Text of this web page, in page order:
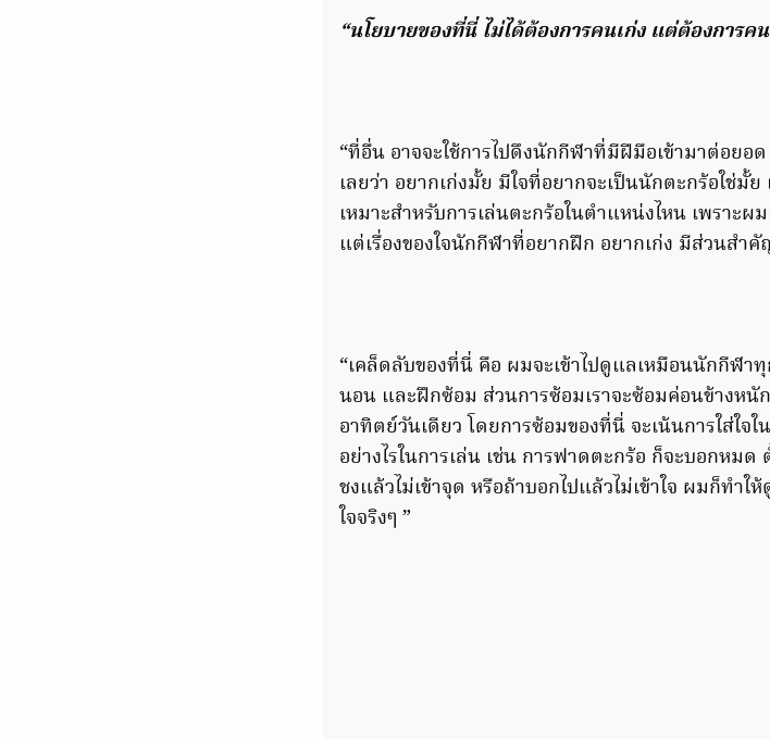
“นโยบายของที่นี่ ไม่ได้ต้องการคนเก่ง แต่ต้องการ
“ที่อื่น อาจจะใช้การไปดึงนักกีฬาที่มีฝีมือเข้ามาต่อยอ
เลยว่า อยากเก่งมั้ย มีใจที่อยากจะเป็นนักตะกร้อใช่มั้
เหมาะสำหรับการเล่นตะกร้อในตำแหน่งไหน เพราะ
แต่เรื่องของใจนักกีฬาที่อยากฝึก อยากเก่ง มีส่วนสำ
“เคล็ดลับของที่นี่ คือ ผมจะเข้าไปดูแลเหมือนนักกีฬา
นอน และฝึกซ้อม ส่วนการซ้อมเราจะซ้อมค่อนข้างห
อาทิตย์วันเดียว โดยการซ้อมของที่นี่ จะเน้นการใส่ใจ
อย่างไรในการเล่น เช่น การฟาดตะกร้อ ก็จะบอกหมด
ชงแล้วไม่เข้าจุด หรือถ้าบอกไปแล้วไม่เข้าใจ ผมก็ทำใ
ใจจริงๆ ”